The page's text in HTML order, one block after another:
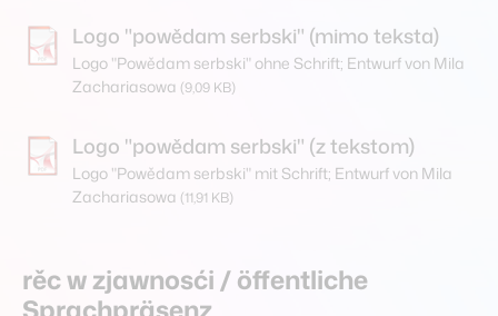
Logo "powědam serbski" (mimo teksta)
Logo "Powědam serbski" ohne Schrift; Entwurf von Mila
Zachariasowa (9,09 KB)
Logo "powědam serbski" (z tekstom)
Logo "Powědam serbski" mit Schrift; Entwurf von Mila
Zachariasowa (11,91 KB)
rěc w zjawnosći / öffentliche
Sprachpräsenz